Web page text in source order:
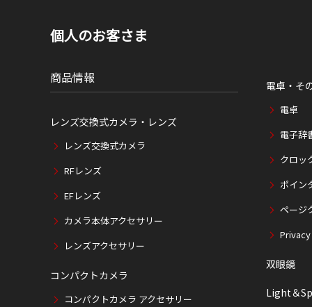
個人のお客さま
商品情報
レンズ交換式カメラ・レンズ
レンズ交換式カメラ
RFレンズ
EFレンズ
カメラ本体アクセサリー
レンズアクセサリー
コンパクトカメラ
コンパクトカメラ アクセサリー
電卓・そ
電卓
電子辞
クロッ
ポイン
ページ
Privacy
双眼鏡
Light＆